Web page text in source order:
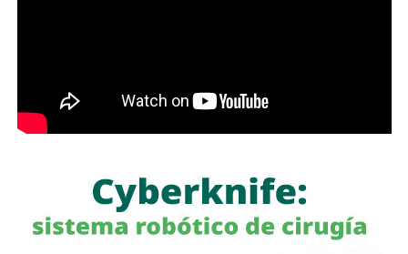
regulación específica para los medios de comunicación.
circula la información, pero también la facilidad con la que
pueden difundirse contenidos falsos, manipulados o sin
sustento.